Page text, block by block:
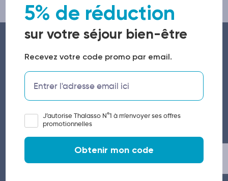
A propos de Thalasso N°1
Qui sommes-nous ?
Conditions de ventes
5% de réduction
sur votre séjour bien-être
Recevez votre code promo par email.
J’autorise Thalasso N°1 à m’envoyer ses offres
promotionnelles
Obtenir mon code